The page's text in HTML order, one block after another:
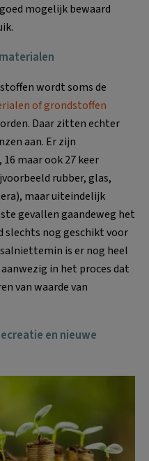
mogelijk bewaard
wordt soms de
of grondstoffen
Daar zitten echter
aan. Er zijn
maar ook 27 keer
rubber, glas,
maar uiteindelijk
gevallen gaandeweg het
slechts nog geschikt voor
is er nog heel
in het proces dat
van waarde van
en nieuwe